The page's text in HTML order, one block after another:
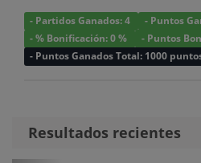
- Partidos Ganados: 4
- Puntos
- % Bonificación: 0 %
- Puntos
- Puntos Ganados Total: 1000
Resultados recientes